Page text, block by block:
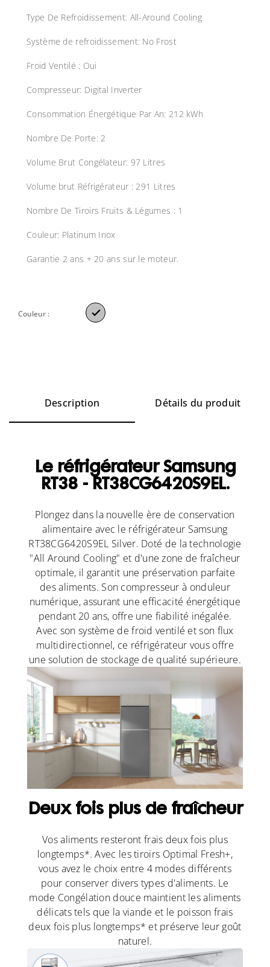
Type De Refroidissement: All-Around Cooling
Système de refroidissement: No Frost
Froid Ventilé : Oui
Compresseur: Digital Inverter
Consommation Énergétique Par An: 212 kWh
Nombre De Porte: 2
Volume Brut Congélateur: 97 Litres
Volume brut Réfrigérateur : 291 Litres
Nombre De Tiroirs Fruits & Légumes : 1
Couleur: Platinum Inox
Garantie 2 ans + 20 ans sur le moteur.
Couleur : 
Description Détails du produit
Le réfrigérateur Samsung
RT38 - RT38CG6420S9EL.
Plongez dans la nouvelle ère de conservation
alimentaire avec le réfrigérateur Samsung
RT38CG6420S9EL Silver. Doté de la technologie
"All Around Cooling" et d'une zone de fraîcheur
optimale, il garantit une préservation parfaite
des aliments. Son compresseur à onduleur
numérique, assurant une efficacité énergétique
pendant 20 ans, offre une fiabilité inégalée.
Avec son système de froid ventilé et son flux
multidirectionnel, ce réfrigérateur vous offre
une solution de stockage de qualité supérieure.
Deux fois plus de fraîcheur
Vos aliments resteront frais deux fois plus
longtemps*. Avec les tiroirs Optimal Fresh+,
vous avez le choix entre 4 modes différents
pour conserver divers types d'aliments. Le
mode Congélation douce maintient les aliments
délicats tels que la viande et le poisson frais
deux fois plus longtemps* et préserve leur goût
naturel.